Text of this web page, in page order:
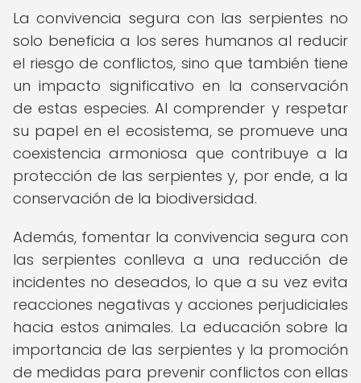
La convivencia segura con las serpientes no
solo beneficia a los seres humanos al reducir
el riesgo de conflictos, sino que también tiene
un impacto significativo en la conservación
de estas especies. Al comprender y respetar
su papel en el ecosistema, se promueve una
coexistencia armoniosa que contribuye a la
protección de las serpientes y, por ende, a la
conservación de la biodiversidad.
Además, fomentar la convivencia segura con
las serpientes conlleva a una reducción de
incidentes no deseados, lo que a su vez evita
reacciones negativas y acciones perjudiciales
hacia estos animales. La educación sobre la
importancia de las serpientes y la promoción
de medidas para prevenir conflictos con ellas